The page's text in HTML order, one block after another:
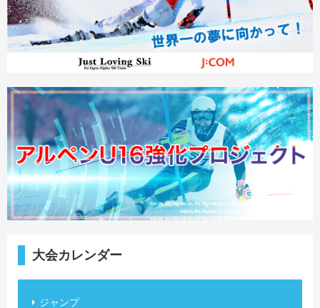
大会カレンダー
ジャンプ